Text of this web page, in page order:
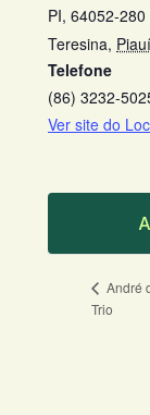
PI, 64052-280
Teresina, Piauí
Telefone
(86) 3232-
Ver site do
André
Trio